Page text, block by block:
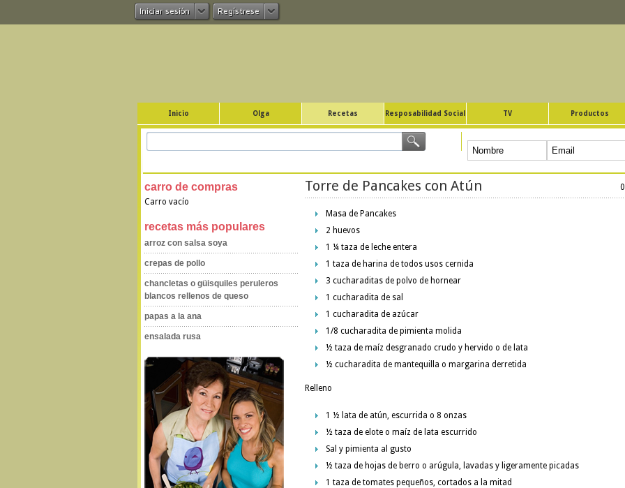
Iniciar sesión Regístrese
Inicio Olga Recetas Resposabilidad Social TV Productos
carro de compras
Carro vacío
recetas más populares
arroz con salsa soya
crepas de pollo
chancletas o güisquiles peruleros
blancos rellenos de queso
papas a la ana
ensalada rusa
Torre de Pancakes con Atún
Masa de Pancakes
2 huevos
1 ¼ taza de leche entera
1 taza de harina de todos usos cernida
3 cucharaditas de polvo de hornear
1 cucharadita de sal
1 cucharadita de azúcar
1/8 cucharadita de pimienta molida
½ taza de maíz desgranado crudo y hervido o de lata
½ cucharadita de mantequilla o margarina derretida
Relleno
1 ½ lata de atún, escurrida o 8 onzas
½ taza de elote o maíz de lata escurrido
Sal y pimienta al gusto
½ taza de hojas de berro o arúgula, lavadas y ligeramente picadas
1 taza de tomates pequeños, cortados a la mitad